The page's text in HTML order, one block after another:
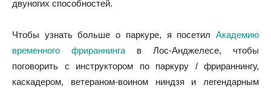
двуногих способностей.
Чтобы узнать больше о паркуре, я посетил Академию
временного фрираннингав Лос-Анджелесе, чтобы
поговорить с инструктором по паркуру / фрираннингу,
каскадером, ветераном-воином ниндзя и легендарным